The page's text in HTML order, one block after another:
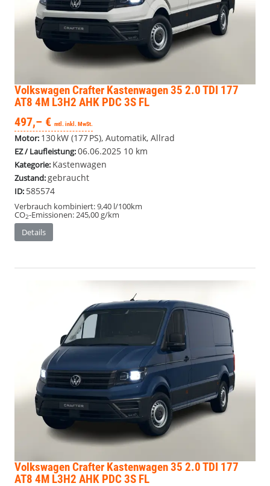
Volkswagen Crafter Kastenwagen35 2.0 TDI 177
AT8 4M L3H2 AHK PDC 3S FL
497,– € mtl. inkl. MwSt.
Motor: 130 kW (177 PS), Automatik, Allrad
EZ / Laufleistung:06.06.2025 10 km
Kategorie: Kastenwagen
Zustand:gebraucht
ID: 585574
Verbrauch kombiniert:9,40 l/100km
CO2-Emissionen:245,00 g/km
Details
Volkswagen Crafter Kastenwagen35 2.0 TDI 177
AT8 4M L3H2 AHK PDC 3S FL